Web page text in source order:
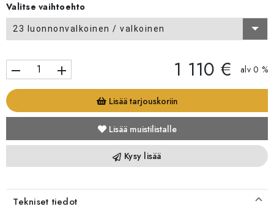
Valitse vaihtoehto
23 luonnonvalkoinen / valkoinen
remove add 1 110 € alv 0 %
Lisää tarjouskoriin
Lisää muistilistalle
Kysy lisää
Tekniset tiedot